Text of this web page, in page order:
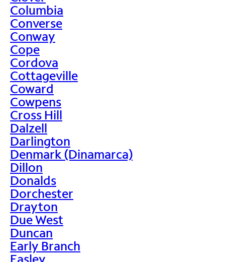
Columbia
Converse
Conway
Cope
Cordova
Cottageville
Coward
Cowpens
Cross Hill
Dalzell
Darlington
Denmark (Dinamarca)
Dillon
Donalds
Dorchester
Drayton
Due West
Duncan
Early Branch
Easley